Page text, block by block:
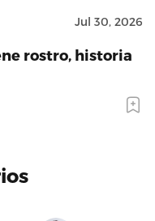
Jul 30, 2026
rostro, historia